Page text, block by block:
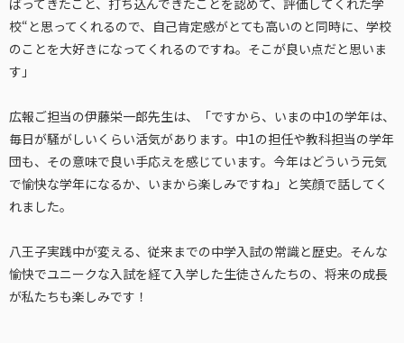
ばってきたこと、打ち込んできたことを認めて、評価してくれた学
校“と思ってくれるので、自己肯定感がとても高いのと同時に、学校
のことを大好きになってくれるのですね。そこが良い点だと思いま
す」
広報ご担当の伊藤栄一郎先生は、「ですから、いまの中1の学年は、
毎日が騒がしいくらい活気があります。中1の担任や教科担当の学年
団も、その意味で良い手応えを感じています。今年はどういう元気
で愉快な学年になるか、いまから楽しみですね」と笑顔で話してく
れました。
八王子実践中が変える、従来までの中学入試の常識と歴史。そんな
愉快でユニークな入試を経て入学した生徒さんたちの、将来の成長
が私たちも楽しみです！